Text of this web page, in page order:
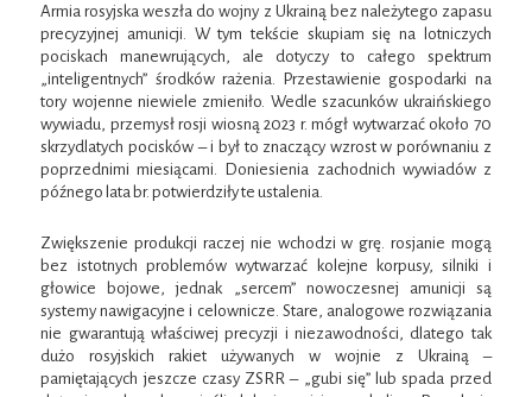
Armia rosyjska weszła do wojny z Ukrainą bez należytego zapasu
precyzyjnej amunicji. W tym tekście skupiam się na lotniczych
pociskach manewrujących, ale dotyczy to całego spektrum
„inteligentnych” środków rażenia. Przestawienie gospodarki na
tory wojenne niewiele zmieniło. Wedle szacunków ukraińskiego
wywiadu, przemysł rosji wiosną 2023 r. mógł wytwarzać około 70
skrzydlatych pocisków – i był to znaczący wzrost w porównaniu z
poprzednimi miesiącami. Doniesienia zachodnich wywiadów z
późnego lata br. potwierdziły te ustalenia.
Zwiększenie produkcji raczej nie wchodzi w grę. rosjanie mogą
bez istotnych problemów wytwarzać kolejne korpusy, silniki i
głowice bojowe, jednak „sercem” nowoczesnej amunicji są
systemy nawigacyjne i celownicze. Stare, analogowe rozwiązania
nie gwarantują właściwej precyzji i niezawodności, dlatego tak
dużo rosyjskich rakiet używanych w wojnie z Ukrainą –
pamiętających jeszcze czasy ZSRR – „gubi się” lub spada przed